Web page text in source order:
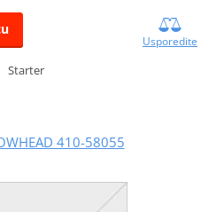
Usporedite
Starter
410-58055